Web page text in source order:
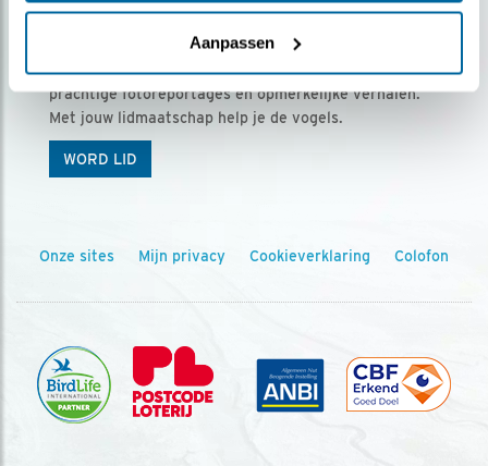
Aanpassen
Ontvang 5 x Vogels voor € 36,00 per jaar
Vogels is het tijdschrift voor onze leden, met
prachtige fotoreportages en opmerkelijke verhalen.
Met jouw lidmaatschap help je de vogels.
WORD LID
Onze sites Mijn privacy Cookieverklaring Colofon